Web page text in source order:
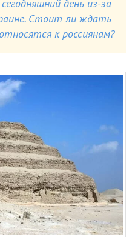
день из-за
Стоит ли ждать
к россиянам?